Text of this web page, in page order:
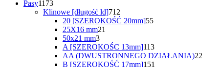
produktów
Pasy11731173
produkty
Klinowe [długość ld]712
produktów
20 [SZEROKOŚĆ 20mm]5555
25X16 mm21
50x21 mm33
produkty
A [SZEROKOŚC 13mm]113113
produktów
AA (DWUSTRONNEGO DZIAŁANIA)22
B [SZEROKOŚĆ 17mm]151